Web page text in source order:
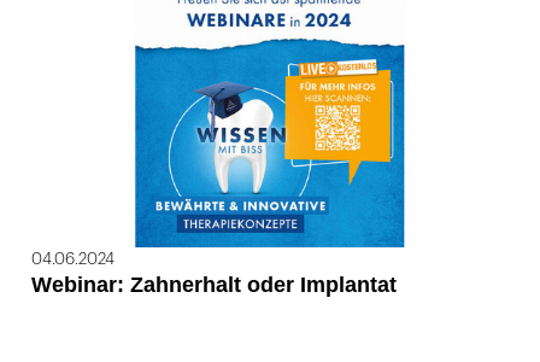
04.06.2024
Webinar: Zahnerhalt oder Implantat